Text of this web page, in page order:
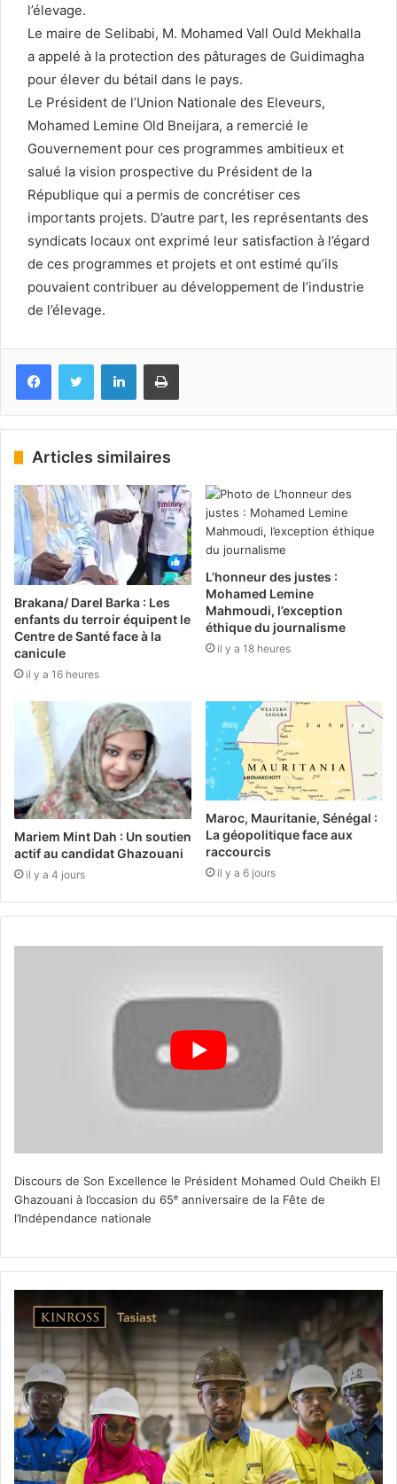
l’élevage.
Le maire de Selibabi, M. Mohamed Vall Ould Mekhalla
a appelé à la protection des pâturages de Guidimagha
pour élever du bétail dans le pays.
Le Président de l’Union Nationale des Eleveurs,
Mohamed Lemine Old Bneijara, a remercié le
Gouvernement pour ces programmes ambitieux et
salué la vision prospective du Président de la
République qui a permis de concrétiser ces
importants projets. D’autre part, les représentants des
syndicats locaux ont exprimé leur satisfaction à l’égard
de ces programmes et projets et ont estimé qu’ils
pouvaient contribuer au développement de l’industrie
de l’élevage.
FacebookTwitter LinkedinImprimer
Articles similaires
Brakana/ Darel Barka : Les
enfants du terroir équipent le
Centre de Santé face à la
canicule
il y a 16 heures
L’honneur des justes :
Mohamed Lemine
Mahmoudi, l’exception
éthique du journalisme
il y a 18 heures
Mariem Mint Dah : Un soutien
actif au candidat Ghazouani
il y a 4 jours
Maroc, Mauritanie, Sénégal :
La géopolitique face aux
raccourcis
il y a 6 jours
Discours de Son Excellence le Président Mohamed Ould Cheikh El
Ghazouani à l’occasion du 65ᵉ anniversaire de la Fête de
l’Indépendance nationale